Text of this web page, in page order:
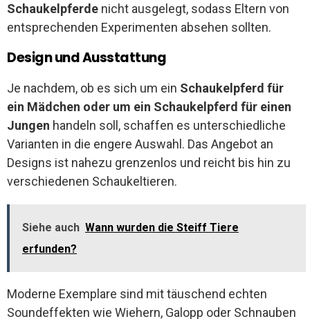
Schaukelpferde nicht ausgelegt, sodass Eltern von
entsprechenden Experimenten absehen sollten.
Design und Ausstattung
Je nachdem, ob es sich um ein Schaukelpferd für
ein Mädchen oder um ein Schaukelpferd für einen
Jungen handeln soll, schaffen es unterschiedliche
Varianten in die engere Auswahl. Das Angebot an
Designs ist nahezu grenzenlos und reicht bis hin zu
verschiedenen Schaukeltieren.
Siehe auch Wann wurden die Steiff Tiere
erfunden?
Moderne Exemplare sind mit täuschend echten
Soundeffekten wie Wiehern, Galopp oder Schnauben